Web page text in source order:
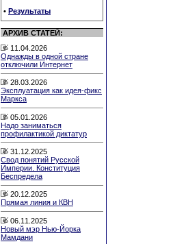
• Результаты
АРХИВ СТАТЕЙ:
11.04.2026
Однажды в одной стране
отключили Интернет
28.03.2026
Эксплуатация как идея-фикс
Маркса
05.01.2026
Надо заниматься
профилактикой диктатур
31.12.2025
Свод понятий Русской
Империи. Конституция
Беспредела
20.12.2025
Прямая линия и КВН
06.11.2025
Новый мэр Нью-Йорка
Мамдани